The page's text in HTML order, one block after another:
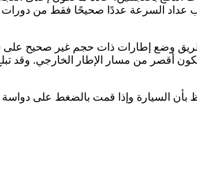
وضع إطارات ذات حجم غير صحيح على
أقصر من مسار الإطار الخارجي. وقد